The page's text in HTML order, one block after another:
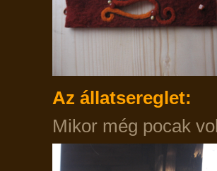
Az állatsereglet:
Mikor még pocak